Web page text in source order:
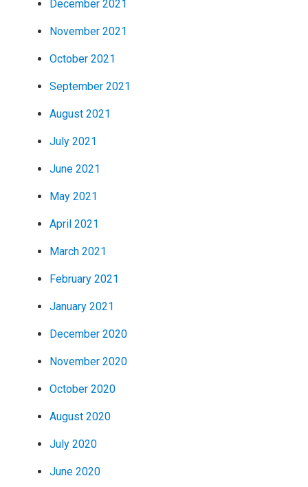
December 2021
November 2021
October 2021
September 2021
August 2021
July 2021
June 2021
May 2021
April 2021
March 2021
February 2021
January 2021
December 2020
November 2020
October 2020
August 2020
July 2020
June 2020